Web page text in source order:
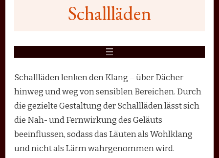
Schallläden
Schallläden lenken den Klang – über Dächer
hinweg und weg von sensiblen Bereichen. Durch
die gezielte Gestaltung der Schallläden lässt sich
die Nah- und Fernwirkung des Geläuts
beeinflussen, sodass das Läuten als Wohlklang
und nicht als Lärm wahrgenommen wird.